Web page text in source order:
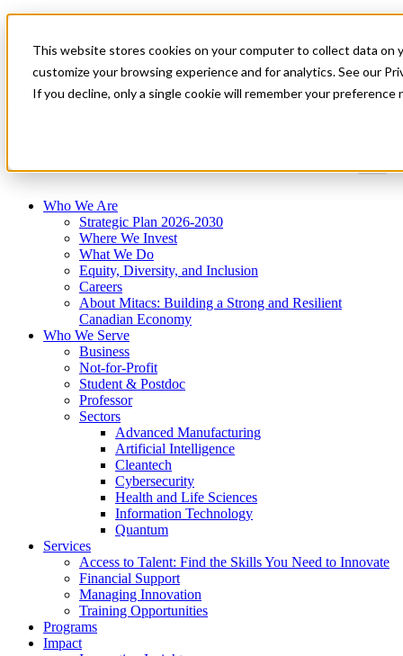
This website stores cookies on your computer to collect data on
customize your browsing experience and for analytics. See our
If you decline, only a single cookie will remember your
News & Events
Get Started
Who We Are
Strategic Plan 2026-2030
Where We Invest
What We Do
Equity, Diversity, and Inclusion
Careers
About Mitacs: Building a Strong and Resilient
Canadian Economy
Who We Serve
Business
Not-for-Profit
Student & Postdoc
Professor
Sectors
Advanced Manufacturing
Artificial Intelligence
Cleantech
Cybersecurity
Health and Life Sciences
Information Technology
Quantum
Services
Access to Talent: Find the Skills You Need to Innovate
Financial Support
Managing Innovation
Training Opportunities
Programs
Impact